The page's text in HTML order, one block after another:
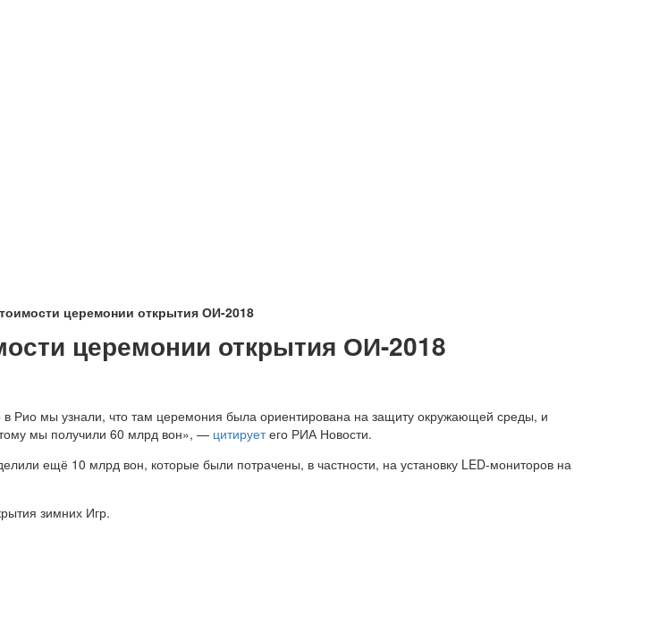
церемонии открытия ОИ-2018
церемонии открытия ОИ-2018
Рио мы узнали, что там церемония была ориентирована на защиту окружающей среды, и
мы получили 60 млрд вон», — цитируетего РИА Новости.
ещё 10 млрд вон, которые были потрачены, в частности, на установку LED-мониторов на
зимних Игр.